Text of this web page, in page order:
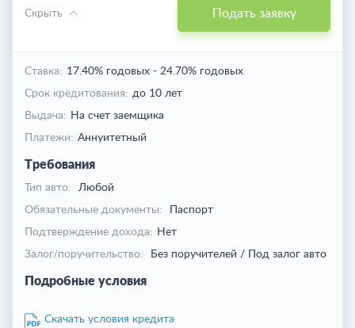
Подать заявку
Скрыть
Ставка: 17.40% годовых - 24.70% годовых
Срок кредитования: до 10 лет
Выдача: На счет заемщика
Платежи: Аннуитетный
Требования
Тип авто:
Любой
Обязательные документы:
Паспорт
Подтверждение дохода: Нет
Залог/поручительство:
Без поручителей / Под залог авто
Подробные условия
Скачать условия кредита